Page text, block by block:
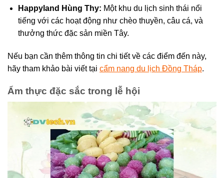
Happyland Hùng Thy: Một khu du lịch sinh thái nổi
tiếng với các hoạt động như chèo thuyền, câu cá, và
thưởng thức đặc sản miền Tây.
Nếu bạn cần thêm thông tin chi tiết về các điểm đến này,
hãy tham khảo bài viết tại cẩm nang du lịch Đồng Tháp.
Ẩm thực đặc sắc trong lễ hội